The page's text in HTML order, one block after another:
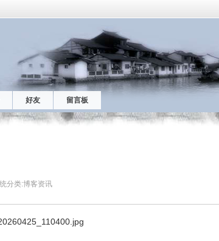
好友 留言板
分类:博客资讯